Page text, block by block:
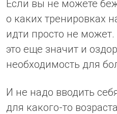
Если вы не можете
о каких тренировках
идти просто не
это еще значит и
необходимость для
И не надо вводить
для какого-то